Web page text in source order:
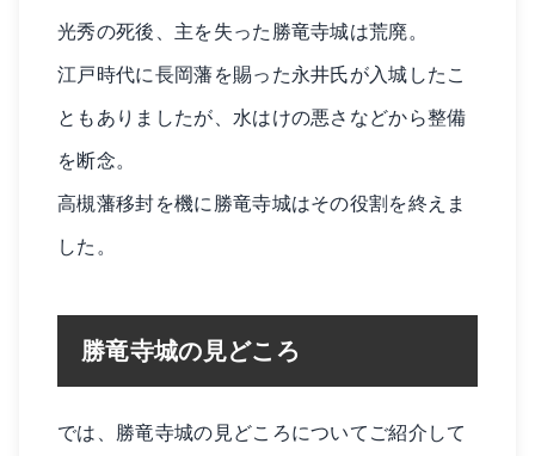
光秀の死後、主を失った勝竜寺城は荒廃。
江戸時代に長岡藩を賜った永井氏が入城したこ
ともありましたが、水はけの悪さなどから整備
を断念。
高槻藩移封を機に勝竜寺城はその役割を終えま
した。
勝竜寺城の見どころ
では、勝竜寺城の見どころについてご紹介して